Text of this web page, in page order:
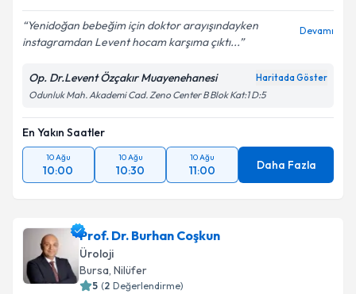
Yenidoğan bebeğim için doktor arayışındayken
instagramdan Levent hocam karşıma çıktı...
Devamı
Op. Dr.Levent Özçakır Muayenehanesi Haritada Göster
Odunluk Mah. Akademi Cad. Zeno Center B Blok Kat:1 D:5
En Yakın Saatler
10 Ağu
10:00
10 Ağu
10:30
10 Ağu
11:00 Daha Fazla
Prof. Dr. Burhan Coşkun
Üroloji
Bursa, Nilüfer
5 (2 Değerlendirme)